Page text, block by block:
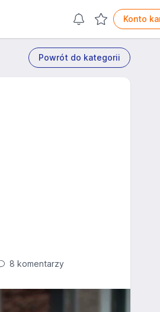
Konto
Powrót do kategorii
8 komentarzy